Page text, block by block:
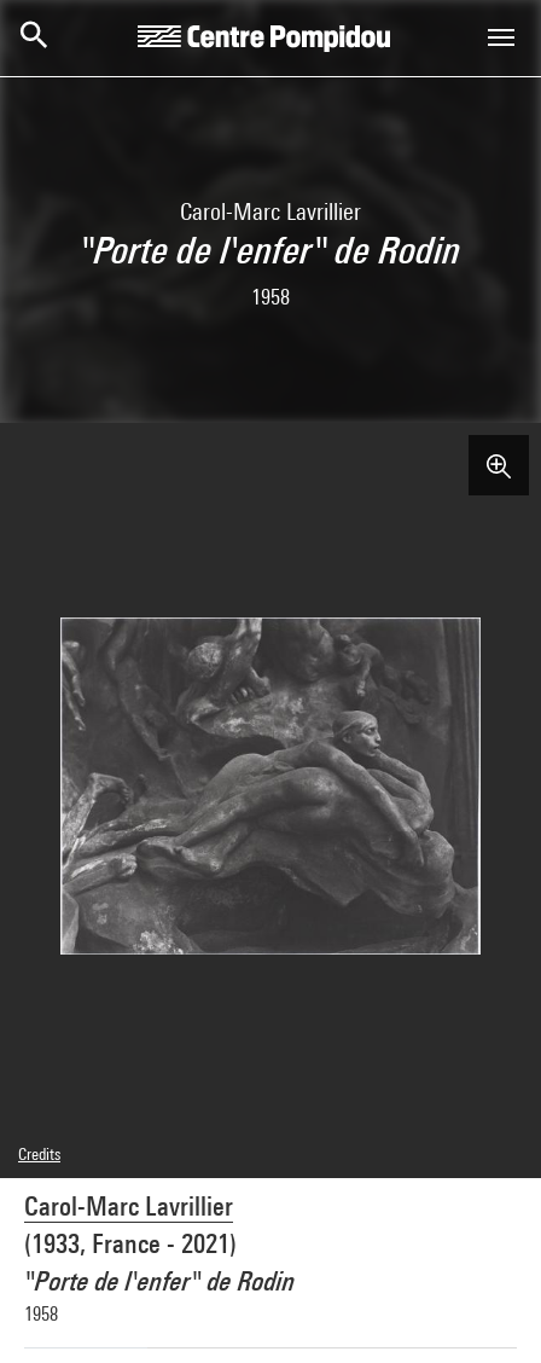
Carol-Marc Lavrillier
"Porte de l'enfer" de Rodin
1958
Carol-Marc Lavrillier
(1933, France - 2021)
"Porte de l'enfer" de Rodin
1958
Credits
© SAIF
Photo credits : Centre Pompidou, MNAM-CCI/Georges Meguerditchian/Dist.
GrandPalaisRmn
Image reference : 4N82184
Image presentation :GrandPalaisRmnPhoto